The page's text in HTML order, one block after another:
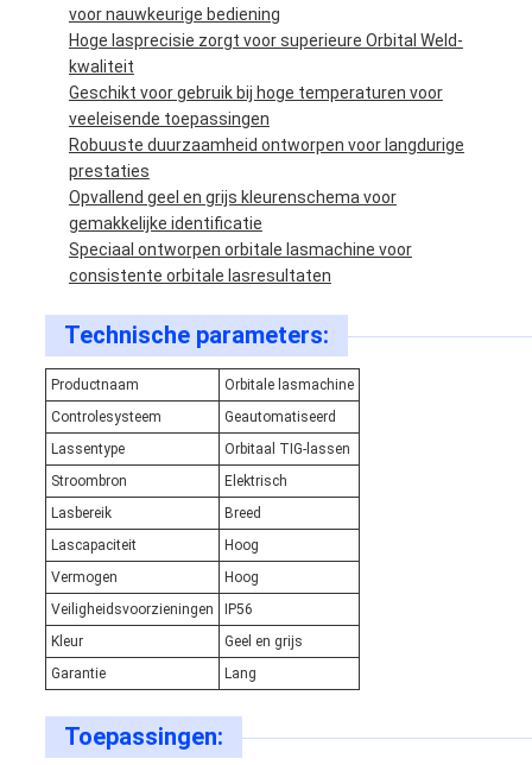
voor nauwkeurige bediening
Hoge lasprecisie zorgt voor superieure Orbital Weld-
kwaliteit
Geschikt voor gebruik bij hoge temperaturen voor
veeleisende toepassingen
Robuuste duurzaamheid ontworpen voor langdurige
prestaties
Opvallend geel en grijs kleurenschema voor
gemakkelijke identificatie
Speciaal ontworpen orbitale lasmachine voor
consistente orbitale lasresultaten
Technische parameters:
Productnaam
Orbitale lasmachine
Controlesysteem
Geautomatiseerd
Lassentype
Orbitaal TIG-lassen
Stroombron
Elektrisch
Lasbereik
Breed
Lascapaciteit
Hoog
Vermogen
Hoog
Veiligheidsvoorzieningen
IP56
Kleur
Geel en grijs
Garantie
Lang
Toepassingen: